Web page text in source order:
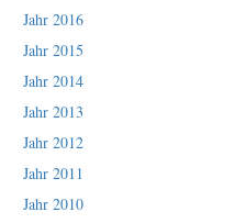
Jahr 2016
Jahr 2015
Jahr 2014
Jahr 2013
Jahr 2012
Jahr 2011
Jahr 2010